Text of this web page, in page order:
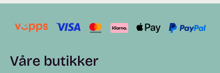
Våre butikker